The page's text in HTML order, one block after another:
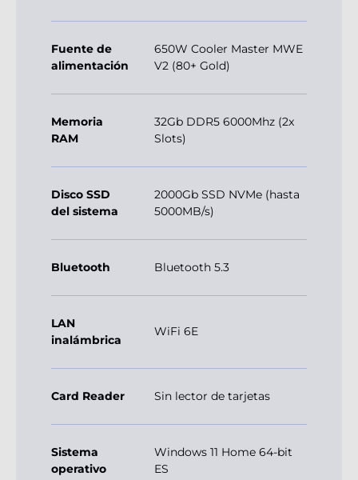
Fuente de
alimentación
650W Cooler Master MWE
V2 (80+ Gold)
Memoria
RAM
32Gb DDR5 6000Mhz (2x
Slots)
Disco SSD
del sistema
2000Gb SSD NVMe (hasta
5000MB/s)
Bluetooth Bluetooth 5.3
LAN
inalámbrica
WiFi 6E
Card Reader Sin lector de tarjetas
Sistema
operativo
Windows 11 Home 64-bit
ES